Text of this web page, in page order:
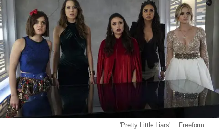
'Pretty Little Liars' Freeform